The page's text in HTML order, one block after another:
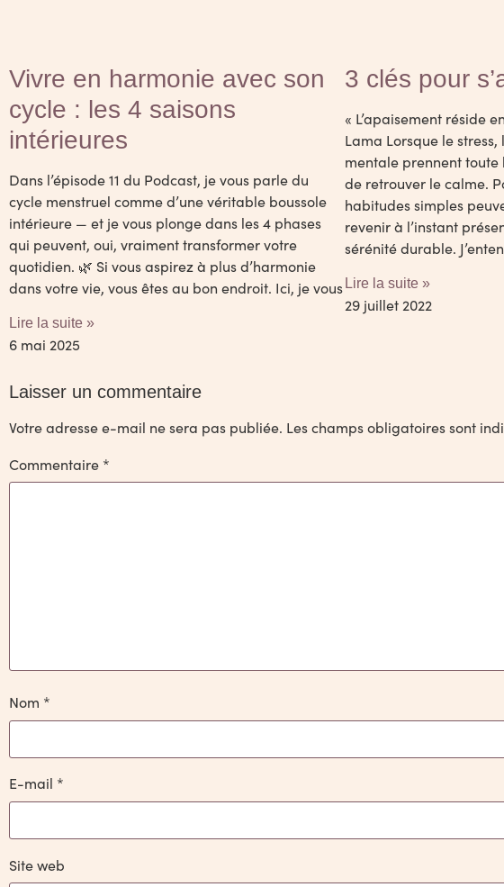
Vivre en harmonie avec son
cycle : les 4 saisons
intérieures
Dans l’épisode 11 du Podcast, je vous parle du
cycle menstruel comme d’une véritable boussole
intérieure — et je vous plonge dans les 4 phases
qui peuvent, oui, vraiment transformer votre
quotidien. 🌿 Si vous aspirez à plus d’harmonie
dans votre vie, vous êtes au bon endroit. Ici, je vous
Lire la suite »
6 mai 2025
3 clés pour
« L’apaisement réside
Lama Lorsque le
mentale prennent
de retrouver le calme.
habitudes simples
revenir à l’instant
sérénité durable.
Lire la suite »
29 juillet 2022
Laisser un commentaire
Votre adresse e-mail ne sera pas publiée. Les champs obligatoires sont
Commentaire *
Nom *
E-mail *
Site web